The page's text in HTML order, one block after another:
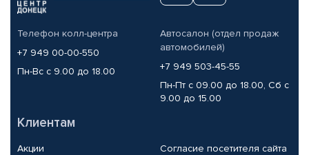
Телефон колл-центра
+7 949 00-00-550
Пн-Вс с 9.00 до 18.00
Автосалон (отдел продаж
автомобилей)
+7 949 503-45-55
Пн-Пт с 09.00 до 18.00, Сб с
9.00 до 15.00
Клиентам
Акции
Согласие посетителя сайта